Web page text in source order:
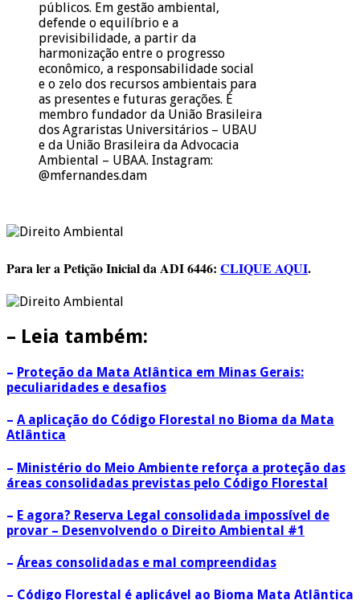
públicos. Em gestão ambiental,
defende o equilíbrio e a
previsibilidade, a partir da
harmonização entre o progresso
econômico, a responsabilidade social
e o zelo dos recursos ambientais para
as presentes e futuras gerações. É
membro fundador da União Brasileira
dos Agraristas Universitários – UBAU
e da União Brasileira da Advocacia
Ambiental – UBAA. Instagram:
@mfernandes.dam
Para ler a Petição Inicial da ADI 6446: CLIQUE AQUI.
– Leia também:
– Proteção da Mata Atlântica em Minas Gerais:
peculiaridades e desafios
– A aplicação do Código Florestal no Bioma da Mata
Atlântica
– Ministério do Meio Ambiente reforça a proteção das
áreas consolidadas previstas pelo Código Florestal
– E agora? Reserva Legal consolidada impossível de
provar – Desenvolvendo o Direito Ambiental #1
– Áreas consolidadas e mal compreendidas
– Código Florestal é aplicável ao Bioma Mata Atlântica